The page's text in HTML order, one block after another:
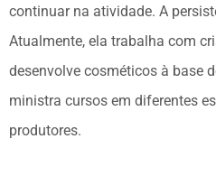
continuar na atividade. A
Atualmente, ela trabalha com
desenvolve cosméticos à base
ministra cursos em diferentes
produtores.